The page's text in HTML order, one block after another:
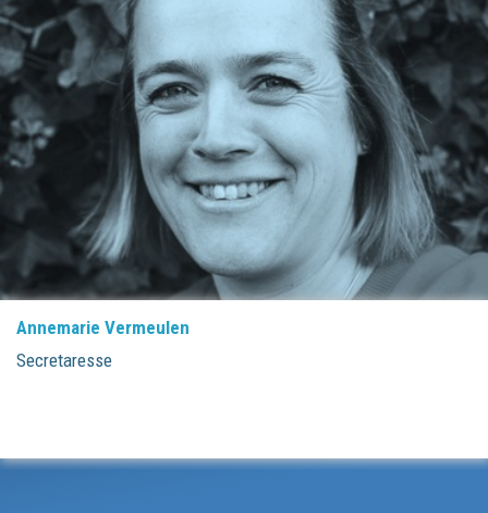
Anouk Tigchelaar
Geregistreerd bekkenfysiotherapeut, BIG 79050337704